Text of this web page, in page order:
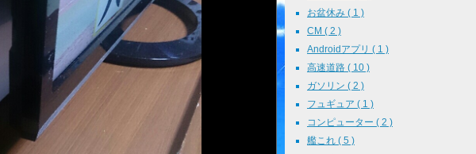
お盆休み ( 1 )
CM ( 2 )
Androidアプリ ( 1 )
高速道路 ( 10 )
ガソリン ( 2 )
フュギュア ( 1 )
コンピューター ( 2 )
艦これ ( 5 )